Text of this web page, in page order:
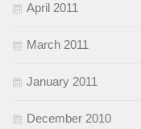
April 2011
March 2011
January 2011
December 2010